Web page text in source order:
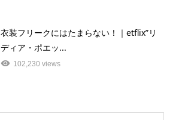
衣装フリークにはたまらない！｜etflix”リ
ディア・ポエッ...
102,230 views